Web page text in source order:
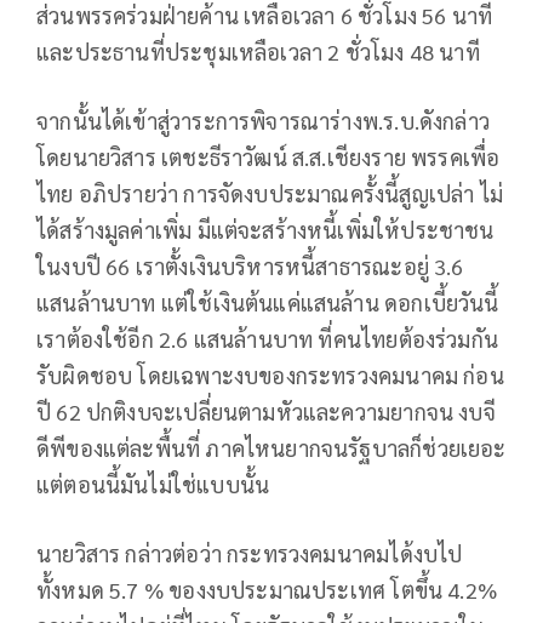
ส่วนพรรคร่วมฝ่ายค้าน เหลือเวลา 6 ชั่วโมง 56 นาที
และประธานที่ประชุมเหลือเวลา 2 ชั่วโมง 48 นาที
จากนั้นได้เข้าสู่วาระการพิจารณาร่างพ.ร.บ.ดังกล่าว
โดยนายวิสาร เตชะธีราวัฒน์ ส.ส.เชียงราย พรรคเพื่อ
ไทย อภิปรายว่า การจัดงบประมาณครั้งนี้สูญเปล่า ไม่
ได้สร้างมูลค่าเพิ่ม มีแต่จะสร้างหนี้เพิ่มให้ประชาชน
ในงบปี 66 เราตั้งเงินบริหารหนี้สาธารณะอยู่ 3.6
แสนล้านบาท แต่ใช้เงินต้นแค่แสนล้าน ดอกเบี้ยวันนี้
เราต้องใช้อีก 2.6 แสนล้านบาท ที่คนไทยต้องร่วมกัน
รับผิดชอบ โดยเฉพาะงบของกระทรวงคมนาคม ก่อน
ปี 62 ปกติงบจะเปลี่ยนตามหัวและความยากจน งบจี
ดีพีของแต่ละพื้นที่ ภาคไหนยากจนรัฐบาลก็ช่วยเยอะ
แต่ตอนนี้มันไม่ใช่แบบนั้น
นายวิสาร กล่าวต่อว่า กระทรวงคมนาคมได้งบไป
ทั้งหมด 5.7 % ของงบประมาณประเทศ โตขึ้น 4.2%